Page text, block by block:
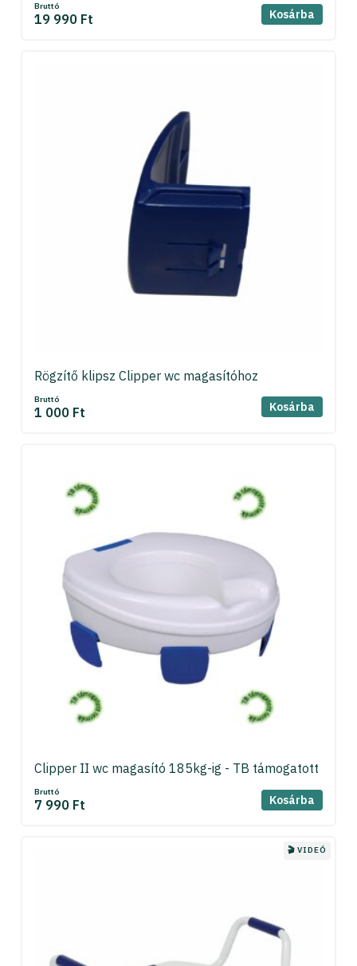
Bruttó
19 990 Ft Kosárba
Rögzítő klipsz Clipper wc magasítóhoz
Bruttó
1 000 Ft Kosárba
Clipper II wc magasító 185kg-ig - TB támogatott
Bruttó
7 990 Ft Kosárba
🎬 VIDEÓ